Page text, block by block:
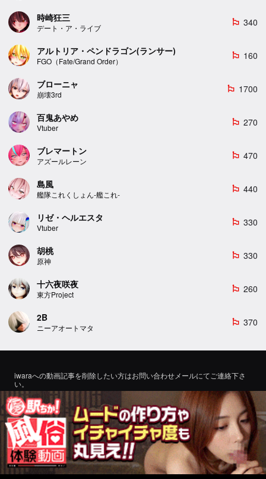
時崎狂三
デート・ア・ライブ
emoji_flags 340
アルトリア・ペンドラゴン(ランサー)
FGO（Fate/Grand Order）
emoji_flags 160
ブローニャ
崩壊3rd
emoji_flags 1700
百鬼あやめ
Vtuber
emoji_flags 270
ブレマートン
アズールレーン
emoji_flags 470
島風
艦隊これくしょん-艦これ-
emoji_flags 440
リゼ・ヘルエスタ
Vtuber
emoji_flags 330
胡桃
原神
emoji_flags 330
十六夜咲夜
東方Project
emoji_flags 260
2B
ニーアオートマタ
emoji_flags 370
iwaraへの動画記事を削除したい方はお問い合わせメールにてご連絡下さ
い。
If you would like to remove a video article to iwara, please contact us by
email for inquiry.
お問い合わせ ©2022 エロMMDTube